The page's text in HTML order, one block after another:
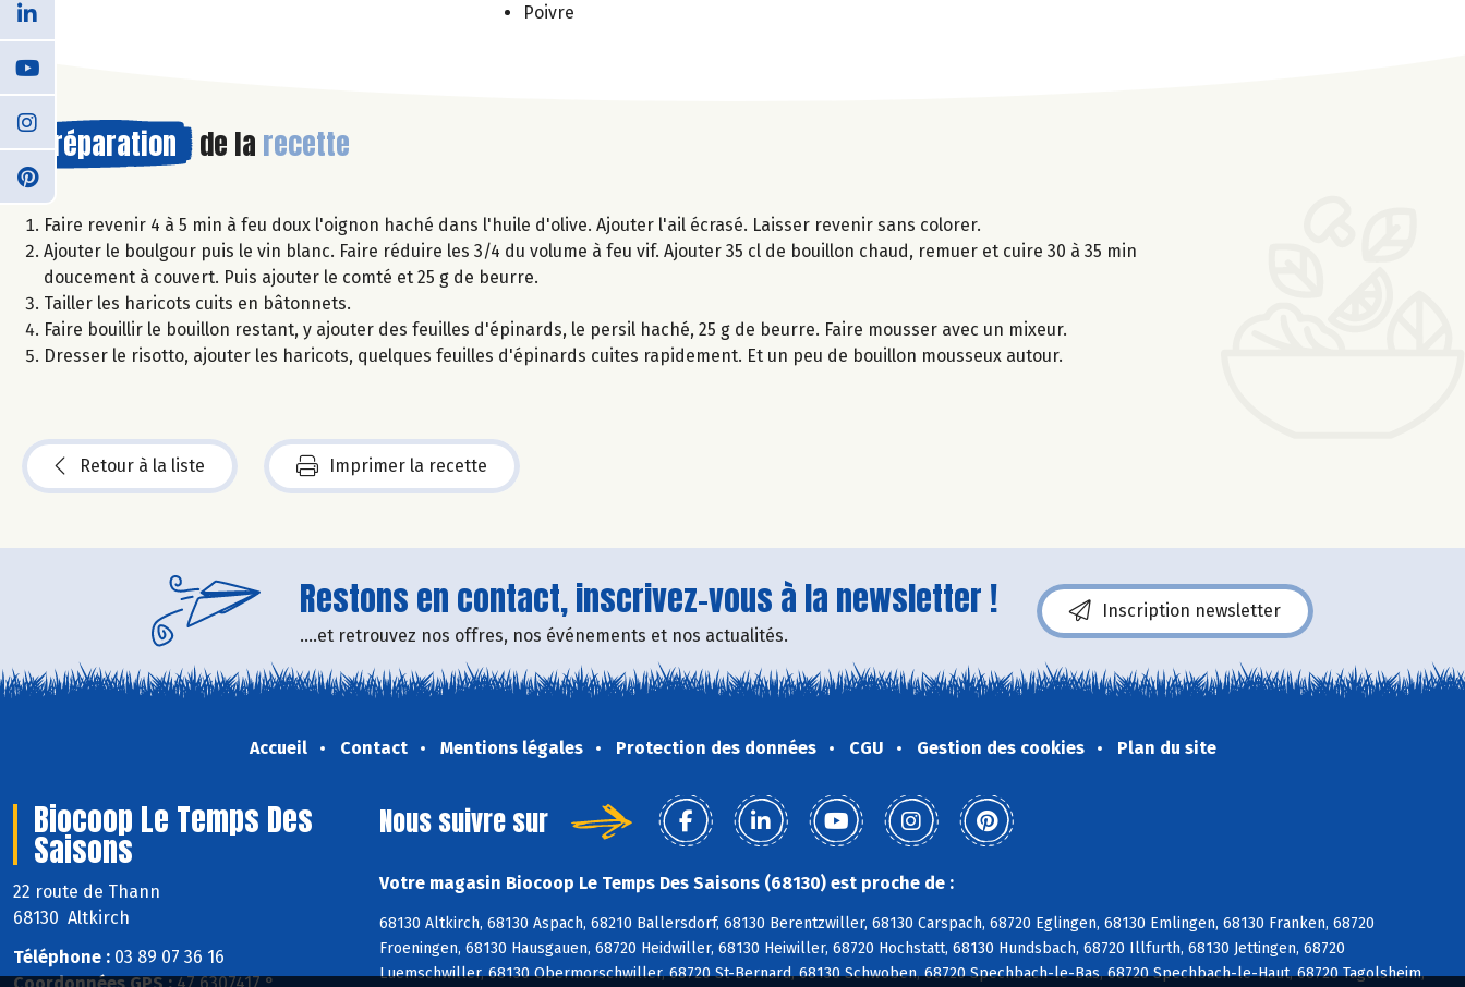
Poivre
Préparation de la recette
Faire revenir 4 à 5 min à feu doux l'oignon haché dans l'huile d'olive. Ajouter l'ail écrasé. Laisser revenir sans colorer.
Ajouter le boulgour puis le vin blanc. Faire réduire les 3/4 du volume à feu vif. Ajouter 35 cl de bouillon chaud, remuer et cuire 30 à 35 min
doucement à couvert. Puis ajouter le comté et 25 g de beurre.
Tailler les haricots cuits en bâtonnets.
Faire bouillir le bouillon restant, y ajouter des feuilles d'épinards, le persil haché, 25 g de beurre. Faire mousser avec un mixeur.
Dresser le risotto, ajouter les haricots, quelques feuilles d'épinards cuites rapidement. Et un peu de bouillon mousseux autour.
Retour à la liste Imprimer la recette
Restons en contact, inscrivez-vous à la newsletter !
....et retrouvez nos offres, nos événements et nos actualités.
Inscription newsletter
Accueil Contact Mentions légales Protection des données CGU Gestion des cookies Plan du site
Biocoop Le Temps Des
Saisons
22 route de Thann
68130 Altkirch
Téléphone : 03 89 07 36 16
Nous suivre sur
Votre magasin Biocoop Le Temps Des Saisons (68130) est proche de :
68130 Altkirch, 68130 Aspach, 68210 Ballersdorf, 68130 Berentzwiller, 68130 Carspach, 68720 Eglingen, 68130 Emlingen, 68130 Franken, 68720
Froeningen, 68130 Hausgauen, 68720 Heidwiller, 68130 Heiwiller, 68720 Hochstatt, 68130 Hundsbach, 68720 Illfurth, 68130 Jettingen, 68720
Luemschwiller, 68130 Obermorschwiller, 68720 St-Bernard, 68130 Schwoben, 68720 Spechbach-le-Bas, 68720 Spechbach-le-Haut, 68720 Tagolsheim,